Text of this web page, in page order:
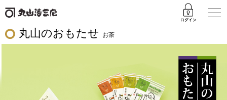
丸山のおもたせ お茶